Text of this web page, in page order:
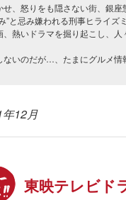
、怒りをも隠さない街、銀座
”と忌み嫌われる刑事ヒライズミ
熱いドラマを掘り起こし、
いのだが…、たまにグルメ情
12月
東映テレビド